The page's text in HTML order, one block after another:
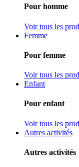
Pour homme
Voir tous les
Femme
Pour femme
Voir tous les
Enfant
Pour enfant
Voir tous les
Autres activités
Autres activités